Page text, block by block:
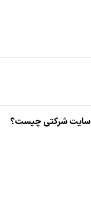
سایت شرکتی چیست؟